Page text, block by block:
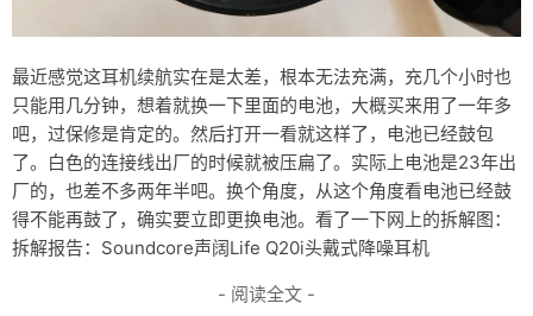
最近感觉这耳机续航实在是太差，根本无法充满，充几个小时也
只能用几分钟，想着就换一下里面的电池，大概买来用了一年多
吧，过保修是肯定的。然后打开一看就这样了，电池已经鼓包
了。白色的连接线出厂的时候就被压扁了。实际上电池是23年出
厂的，也差不多两年半吧。换个角度，从这个角度看电池已经鼓
得不能再鼓了，确实要立即更换电池。看了一下网上的拆解图：
拆解报告：Soundcore声阔Life Q20i头戴式降噪耳机
- 阅读全文 -